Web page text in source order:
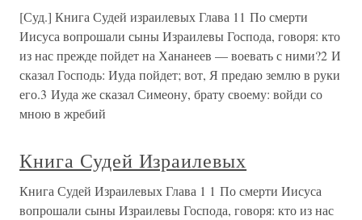
[Суд.] Книга Судей израилевых Глава 11 По смерти
Иисуса вопрошали сыны Израилевы Господа, говоря: кто
из нас прежде пойдет на Хананеев — воевать с ними?2 И
сказал Господь: Иуда пойдет; вот, Я предаю землю в руки
его.3 Иуда же сказал Симеону, брату своему: войди со
мною в жребий
Книга Судей Израилевых
Книга Судей Израилевых Глава 1 1 По смерти Иисуса
вопрошали сыны Израилевы Господа, говоря: кто из нас